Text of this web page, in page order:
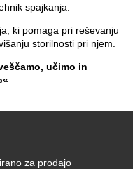
spajkanja.
ki pomaga pri reševanju
storilnosti pri njem.
učimo in
za prodajo